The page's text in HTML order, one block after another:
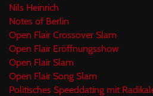
Nils Heinrich
Notes of Berlin
Open Flair Crossover Slam
Open Flair Eröffnungsshow
Open Flair Slam
Open Flair Song Slam
Politisches Speeddating mit